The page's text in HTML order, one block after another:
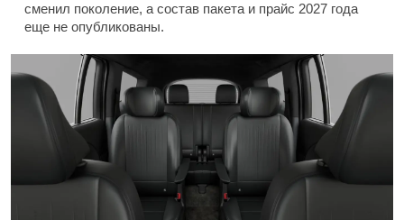
сменил поколение, а состав пакета и прайс 2027 года
еще не опубликованы.